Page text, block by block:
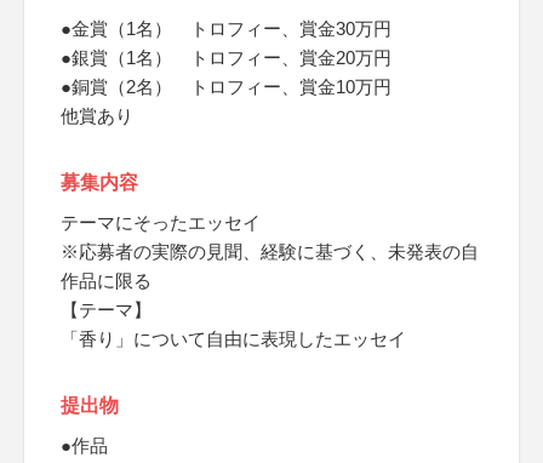
●金賞（1名） トロフィー、賞金30万円
●銀賞（1名） トロフィー、賞金20万円
●銅賞（2名） トロフィー、賞金10万円
他賞あり
募集内容
テーマにそったエッセイ
※応募者の実際の見聞、経験に基づく、未発表の自
作品に限る
【テーマ】
「香り」について自由に表現したエッセイ
提出物
●作品